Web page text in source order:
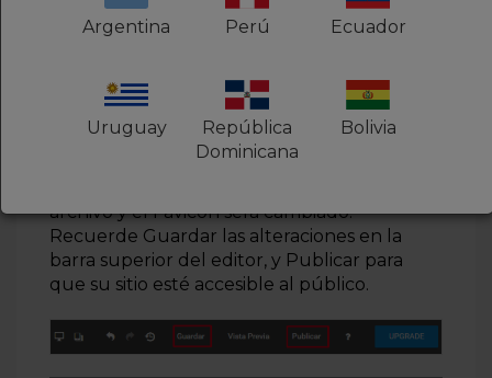
archivo y el Favicon será cambiado.
Recuerde Guardar las alteraciones en la
barra superior del editor, y Publicar para
que su sitio esté accesible al público.
Argentina Perú Ecuador
Uruguay
República
Dominicana
Bolivia